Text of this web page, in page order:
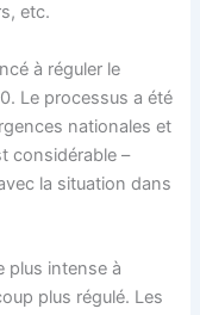
etc.
à réguler le
Le processus a été
nationales et
considérable –
la situation dans
plus intense à
plus régulé. Les